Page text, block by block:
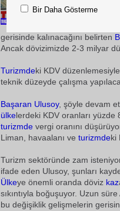
gerisinde kalınacağını belirten
Ancak dövizimizde 2-3 milyar
Turizmdeki KDV
teknik düzeyde çalışma
Başaran Ulusoy, şöyle devam
ülkelerdeki KDV oranları
turizmde vergi oranını
Liman, havaalanı ve turizmdeki
Turizm sektöründe zam
ifade eden Ulusoy, şunları
Ülkeye önemli oranda döviz kaz
sıkıntıyla boğuşuyor. Uzun
bu değişiklik gelişmelerin
Bir Daha Gösterme